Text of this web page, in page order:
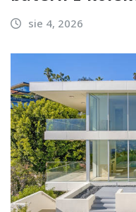
sie 4, 2026